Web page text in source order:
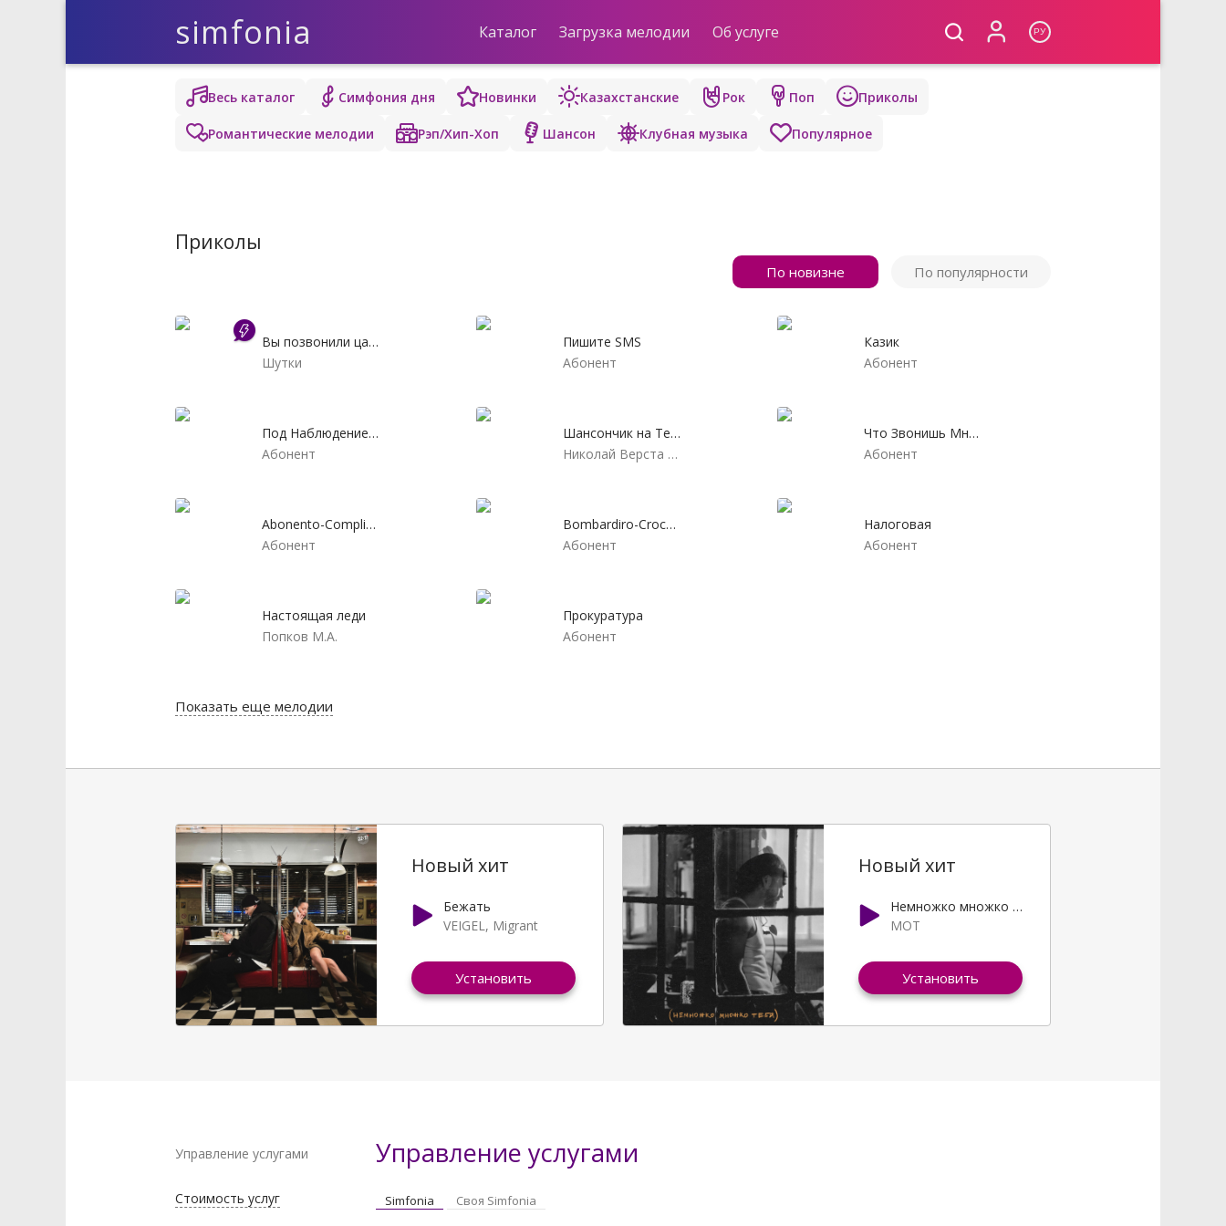
simfonia Каталог Загрузка мелодии Об услуге РУ
Весь каталог Симфония дня Новинки Казахстанские Рок Поп Приколы
Романтические мелодии Рэп/Хип-Хоп Шансон Клубная музыка Популярное
Приколы
По новизне По популярности
Вы позвонили царю
Шутки
Пишите SMS
Абонент
Казик
Абонент
Под Наблюдением Психиатра
Абонент
Шансончик на Телефончик
Николай Верста и группа Верста
Что Звонишь Мне Дорогой
Абонент
Abonento-Сomplimento
Абонент
Bombardiro-Crocodilo
Абонент
Налоговая
Абонент
Настоящая леди
Попков М.А.
Прокуратура
Абонент
Показать еще мелодии
Новый хит
Бежать
VEIGEL, Migrant
Установить
Новый хит
Немножко множко тебя
МОТ
Установить
Управление услугами
Стоимость услуг
Управление услугами
Simfonia Своя Simfonia